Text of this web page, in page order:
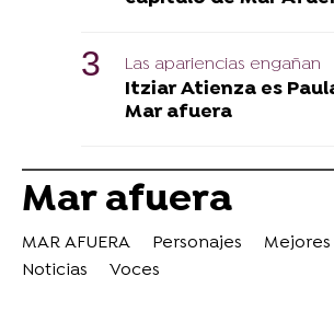
Las apariencias engañan
Itziar Atienza es
Mar afuera
Mar afuera
MAR AFUERA Personajes
Noticias
Voces